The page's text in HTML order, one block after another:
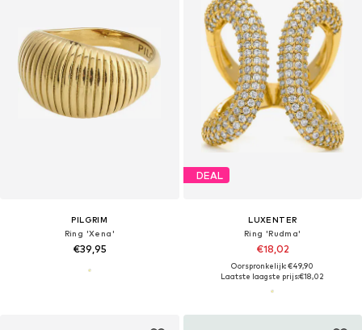
PILGRIM
Ring 'Xena'
€39,95
DEAL
LUXENTER
Ring 'Rudma'
€18,02
Oorspronkelijk: €49,90
Laatste laagste prijs:€18,02